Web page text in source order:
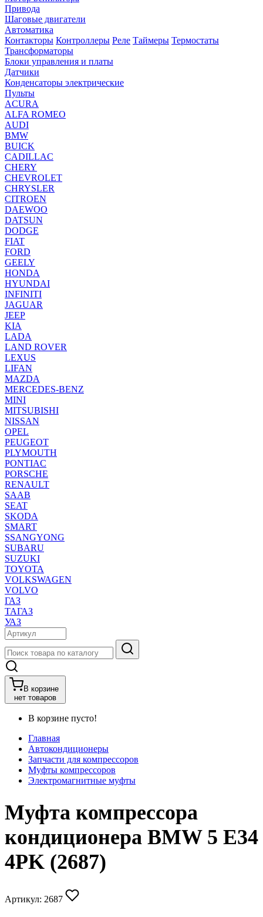
Привода
Шаговые двигатели
Автоматика
Контакторы Контроллеры Реле Таймеры Термостаты
Трансформаторы
Блоки управления и платы
Датчики
Конденсаторы электрические
Пульты
ACURA
ALFA ROMEO
AUDI
BMW
BUICK
CADILLAC
CHERY
CHEVROLET
CHRYSLER
CITROEN
DAEWOO
DATSUN
DODGE
FIAT
FORD
GEELY
HONDA
HYUNDAI
INFINITI
JAGUAR
JEEP
KIA
LADA
LAND ROVER
LEXUS
LIFAN
MAZDA
MERCEDES-BENZ
MINI
MITSUBISHI
NISSAN
OPEL
PEUGEOT
PLYMOUTH
PONTIAC
PORSCHE
RENAULT
SAAB
SEAT
SKODA
SMART
SSANGYONG
SUBARU
SUZUKI
TOYOTA
VOLKSWAGEN
VOLVO
ГАЗ
ТАГАЗ
УАЗ
В корзине
нет товаров
В корзине пусто!
Главная
Автокондиционеры
Запчасти для компрессоров
Муфты компрессоров
Электромагнитные муфты
Муфта компрессора
кондиционера BMW 5 E34
4PK (2687)
Артикул: 2687